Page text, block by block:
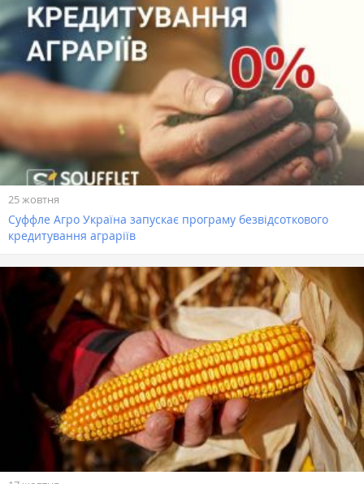
25 жовтня
Суффле Агро Україна запускає програму безвідсоткового
кредитування аграріїв